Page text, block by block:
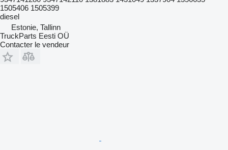
1505406 1505399
diesel
Estonie, Tallinn
TruckParts Eesti OÜ
Contacter le vendeur